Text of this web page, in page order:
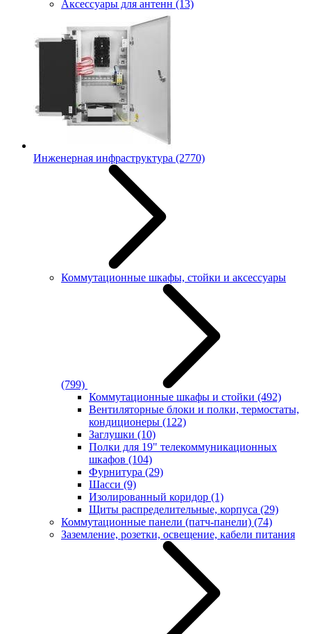
Аксессуары для антенн (13)
Инженерная инфраструктура (2770)
Коммутационные шкафы, стойки и аксессуары
(799)
Коммутационные шкафы и стойки (492)
Вентиляторные блоки и полки, термостаты,
кондиционеры (122)
Заглушки (10)
Полки для 19" телекоммуникационных
шкафов (104)
Фурнитура (29)
Шасси (9)
Изолированный коридор (1)
Щиты распределительные, корпуса (29)
Коммутационные панели (патч-панели) (74)
Заземление, розетки, освещение, кабели питания